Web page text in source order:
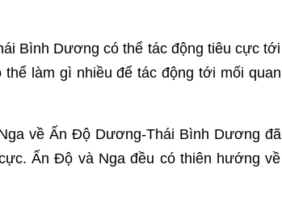
Bình Dương có thể tác động tiêu cực tới
làm gì nhiều để tác động tới mối quan
về Ấn Độ Dương-Thái Bình Dương đã
Ấn Độ và Nga đều có thiên hướng về